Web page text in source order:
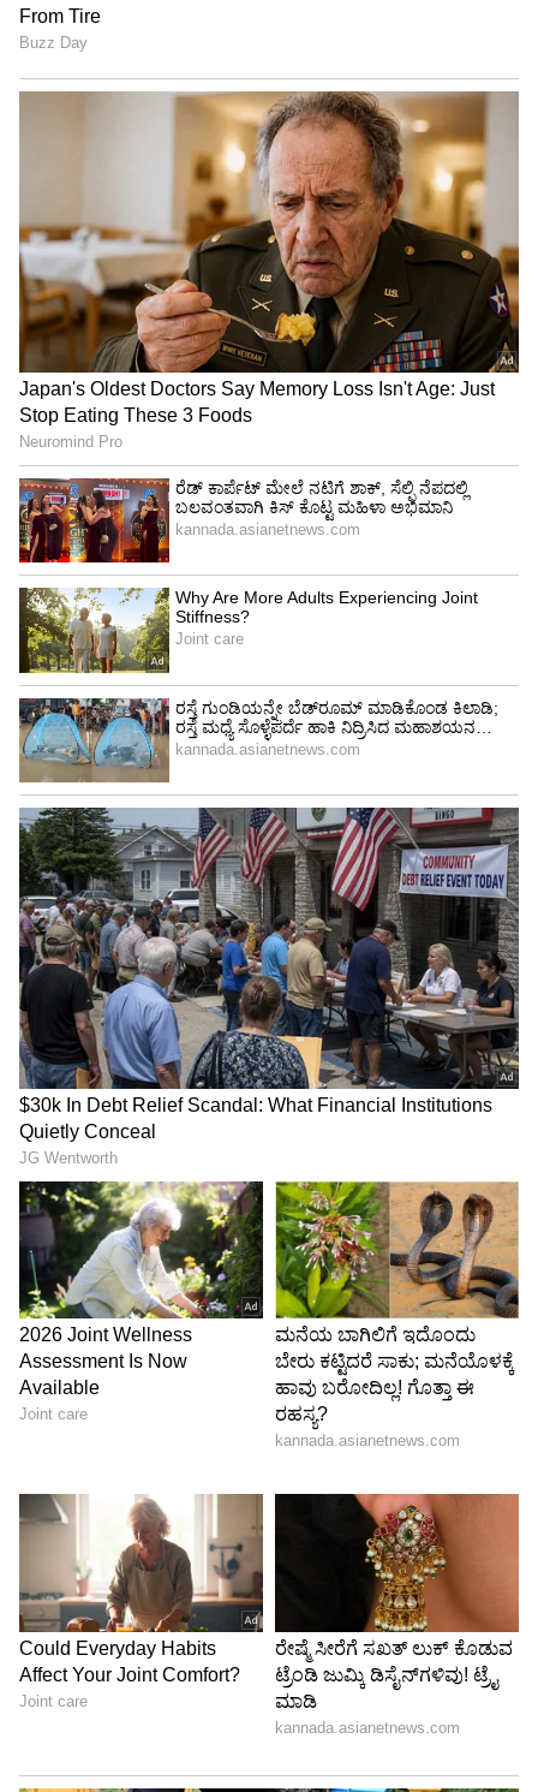
Shetty speech | Suvarna News
ಶೇ.50 ರಿಂದ ಶೇ.18 ಕ್ಕೆ TAX ಇಳಿಕೆ: ಮೋದಿ-
ಟ್ರಂಪ್ ಐತಿಹಾಸಿಕ ಒಪ್ಪಂದ | India US
Trade Deal | Party Rounds